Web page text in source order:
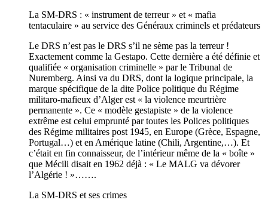
La SM-DRS : « instrument de terreur » et « mafia
tentaculaire » au service des Généraux criminels et prédateurs
Le DRS n’est pas le DRS s’il ne sème pas la terreur !
Exactement comme la Gestapo. Cette dernière a été définie et
qualifiée « organisation criminelle » par le Tribunal de
Nuremberg. Ainsi va du DRS, dont la logique principale, la
marque spécifique de la dite Police politique du Régime
militaro-mafieux d’Alger est « la violence meurtrière
permanente ». Ce « modèle gestapiste » de la violence
extrême est celui emprunté par toutes les Polices politiques
des Régime militaires post 1945, en Europe (Grèce, Espagne,
Portugal…) et en Amérique latine (Chili, Argentine,…). Et
c’était en fin connaisseur, de l’intérieur même de la « boîte »
que Mécili disait en 1962 déjà : « Le MALG va dévorer
l’Algérie ! »…….
La SM-DRS et ses crimes